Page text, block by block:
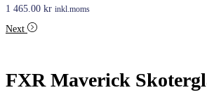
1 465.00 kr inkl.moms
Next
FXR Maverick